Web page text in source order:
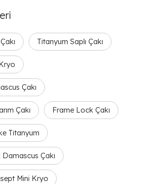
Titanyum Saplı Çakı
Çakı
Çakı Frame Lock Çakı
Titanyum
Çakı
Mini Kryo